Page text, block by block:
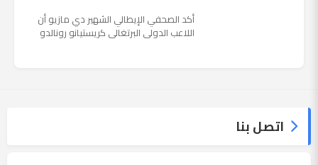
أكد الصحفي الإيطالي الشهير دي مازيو أن
اللاعب الدولي البرتغالي كريستيانو رونالدو
اتصل بنا